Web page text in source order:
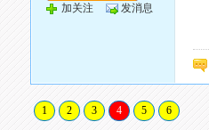
加关注 发消息
1 2 3 4 5 6